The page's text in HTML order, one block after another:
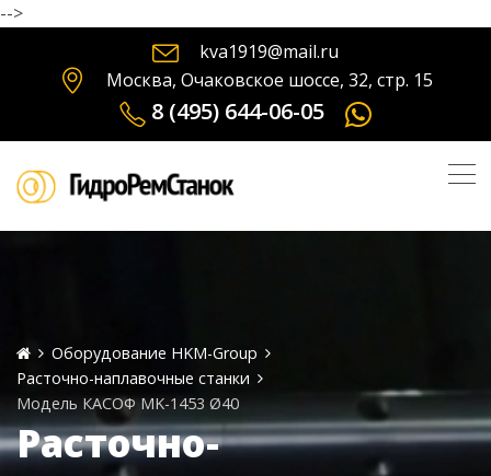
-->
kva1919@mail.ru
Москва, Очаковское шоссе, 32, стр. 15
8 (495) 644-06-05
Оборудование HKM-Group
Расточно-наплавочные станки
Модель КАСОФ MK-1453 Ø40
Расточно-